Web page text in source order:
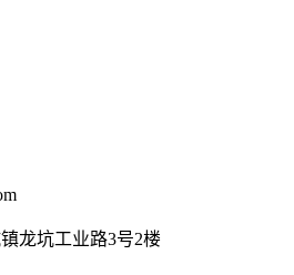
龙坑工业路3号2楼